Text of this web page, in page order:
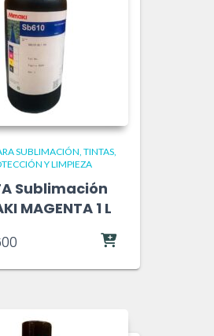
SUBLIMACIÓN TINTAS,
Y LIMPIEZA
Sublimación
MAGENTA 1 L